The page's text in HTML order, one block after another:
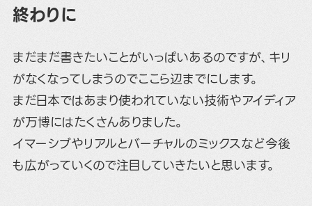
終わりに
まだまだ書きたいことがいっぱいあるのですが、キリ
がなくなってしまうのでここら辺までにします。
まだ日本ではあまり使われていない技術やアイディア
が万博にはたくさんありました。
イマーシブやリアルとバーチャルのミックスなど今後
も広がっていくので注目していきたいと思います。